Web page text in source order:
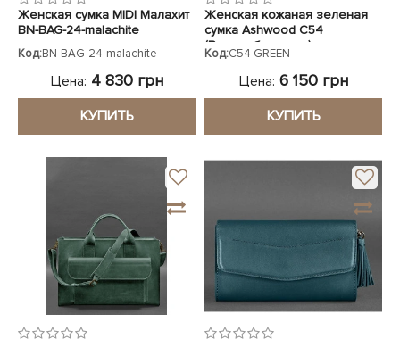
Женская сумка MIDI Малахит
BN-BAG-24-malachite
Код:BN-BAG-24-malachite
Цена: 4 830 грн
КУПИТЬ
Женская кожаная зеленая
сумка Ashwood C54
(Великобритания)
Код:C54 GREEN
Цена: 6 150 грн
КУПИТЬ